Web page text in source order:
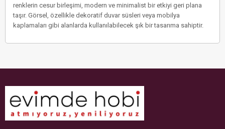
renklerin cesur birleşimi, modern ve minimalist bir etkiyi geri plana
taşır. Görsel, özellikle dekoratif duvar süsleri veya mobilya
kaplamaları gibi alanlarda kullanılabilecek şık bir tasarıma sahiptir.